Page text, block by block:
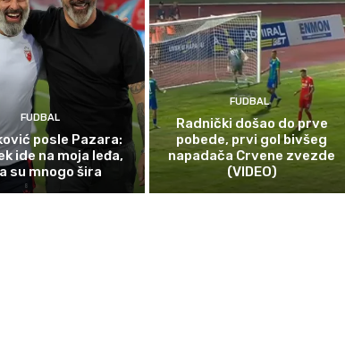
FUDBAL
posle Pazara:
ide na moja leđa,
su mnogo šira
FUDBAL
Radnički došao do prve
pobede, prvi gol bivšeg
napadača Crvene zvezde
(VIDEO)